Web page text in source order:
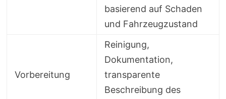
basierend auf Schaden
und Fahrzeugzustand
Vorbereitung
Reinigung,
Dokumentation,
transparente
Beschreibung des